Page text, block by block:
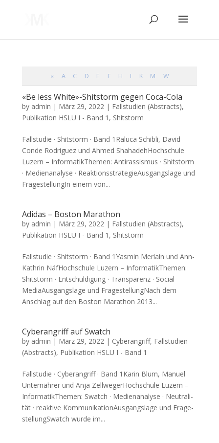
« A C D E F H I K M W
«Be less White»-Shitstorm gegen Coca-Cola
by admin | März 29, 2022| Fallstudien (Abstracts),
Publikation HSLU I - Band 1 , Shitstorm
Fall­stu­die · Shits­torm · Band 1Raluca Schi­b­li, David
Con­de Rodri­guez und Ahmed Shaha­deh­Hoch­schu­le
Luzern – Infor­ma­tik­The­men: Anti­ras­sis­mus · Shits­torm
· Medi­en­ana­ly­se · Reak­ti­ons­stra­te­gie­Aus­gangs­la­ge und
Fra­ge­stel­lung­In einem von...
Adidas – Boston Marathon
by admin | März 29, 2022| Fallstudien (Abstracts),
Publikation HSLU I - Band 1 , Shitstorm
Fall­stu­die · Shits­torm · Band 1Yasmin Mer­lain und Ann-
Kath­rin Näf­Hoch­schu­le Luzern – Infor­ma­tik­The­men:
Shits­torm · Ent­schul­di­gung · Trans­pa­renz · Social
Media­Aus­gangs­la­ge und Fra­ge­stel­lungNach dem
Anschlag auf den Bos­ton Mara­thon 2013...
Cyberangriff auf Swatch
by admin | März 29, 2022| Cyberangriff, Fallstudien
(Abstracts), Publikation HSLU I - Band 1
Fall­stu­die · Cyber­an­griff · Band 1Karin Blum, Manu­el
Unter­näh­rer und Anja Zell­we­ger­Hoch­schu­le Luzern –
Infor­ma­tik­The­men: Swatch · Medi­en­ana­ly­se · Neu­tra­li­
tät · reak­ti­ve Kom­mu­ni­ka­ti­on­Aus­gangs­la­ge und Fra­ge­
stel­lungS­watch wur­de im...